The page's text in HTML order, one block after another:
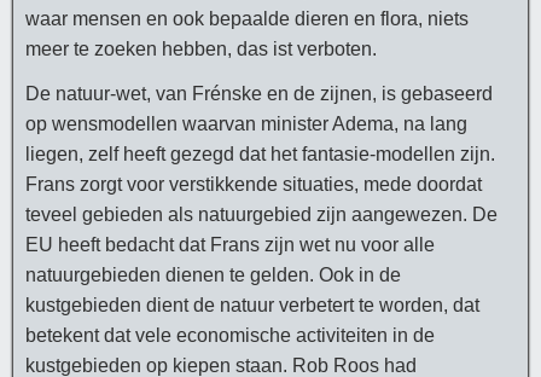
waar mensen en ook bepaalde dieren en flora, niets
meer te zoeken hebben, das ist verboten.
De natuur-wet, van Frénske en de zijnen, is gebaseerd
op wensmodellen waarvan minister Adema, na lang
liegen, zelf heeft gezegd dat het fantasie-modellen zijn.
Frans zorgt voor verstikkende situaties, mede doordat
teveel gebieden als natuurgebied zijn aangewezen. De
EU heeft bedacht dat Frans zijn wet nu voor alle
natuurgebieden dienen te gelden. Ook in de
kustgebieden dient de natuur verbetert te worden, dat
betekent dat vele economische activiteiten in de
kustgebieden op kiepen staan. Rob Roos had